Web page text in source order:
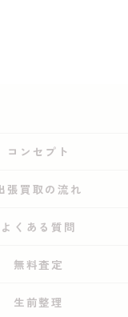
コンセプト
張買取の流れ
よくある質問
無料査定
生前整理